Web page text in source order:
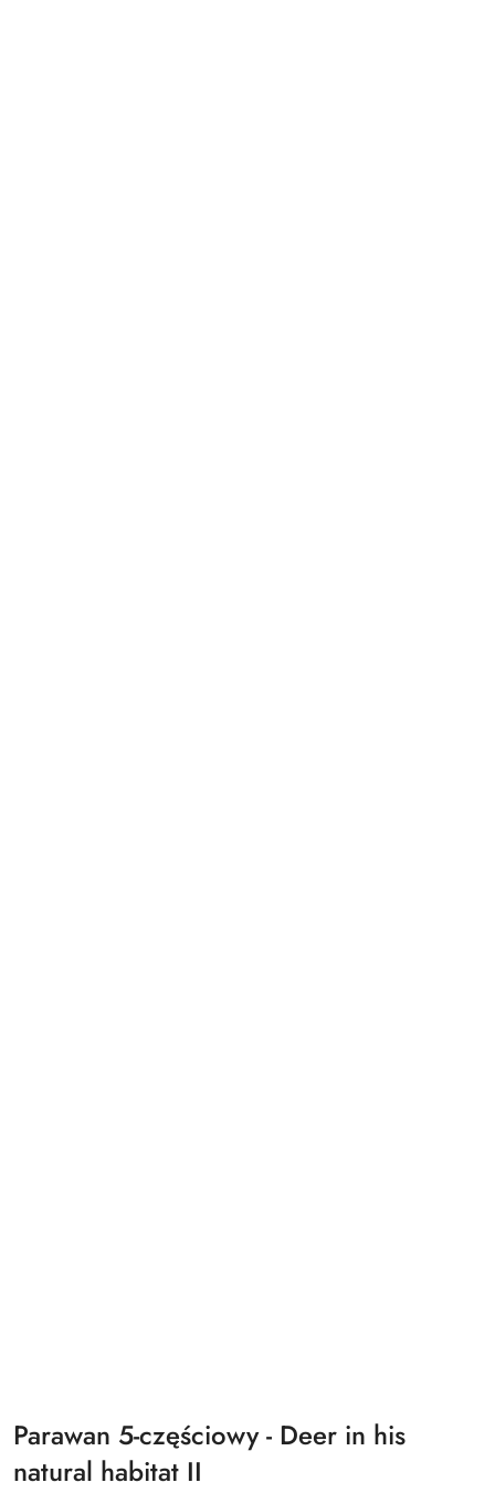
Parawan 5-częściowy - Deer in his
natural habitat II